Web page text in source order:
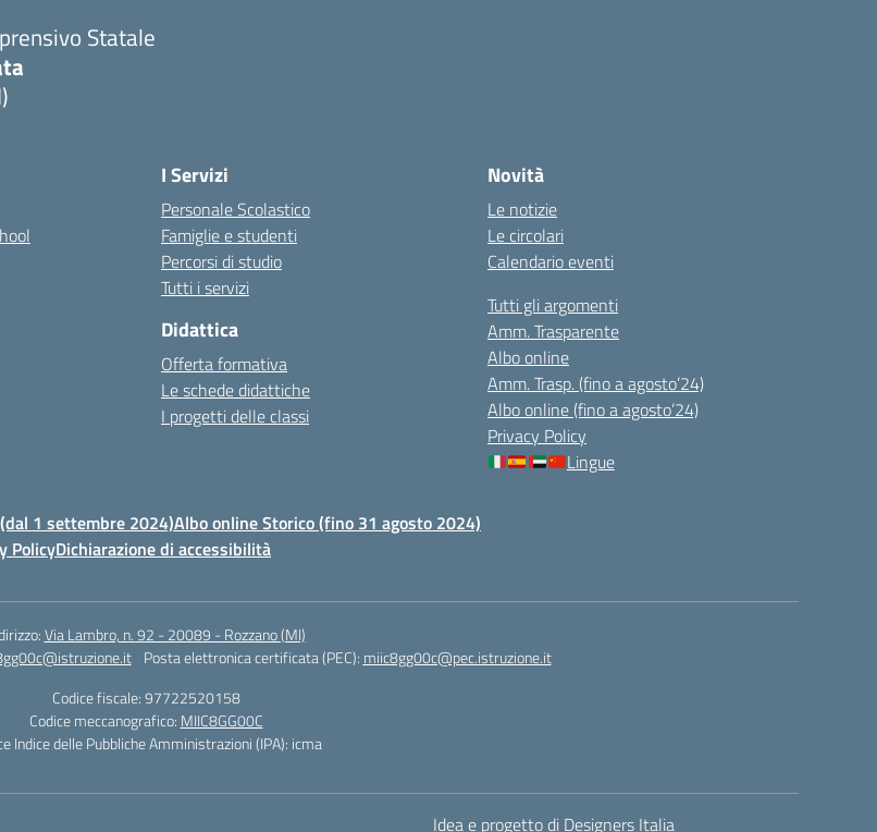
Statale
I Servizi
Personale Scolastico
Famiglie e studenti
Percorsi di studio
Tutti i servizi
Didattica
Offerta formativa
Le schede didattiche
I progetti delle classi
Novità
Le notizie
Le circolari
Calendario eventi
Tutti gli argomenti
Amm. Trasparente
Albo online
Amm. Trasp. (fino a agosto’24)
Albo online (fino a agosto’24)
Privacy Policy
Lingue
1 settembre 2024)Albo online Storico (fino 31 agosto 2024)
PolicyDichiarazione di accessibilità
Via Lambro, n. 92 - 20089 - Rozzano (MI)
Posta elettronica certificata (PEC): miic8gg00c@pec.istruzione.it
Codice fiscale: 97722520158
Codice meccanografico: MIIC8GG00C
Indice delle Pubbliche Amministrazioni (IPA): icma
Idea e progetto di Designers Italia